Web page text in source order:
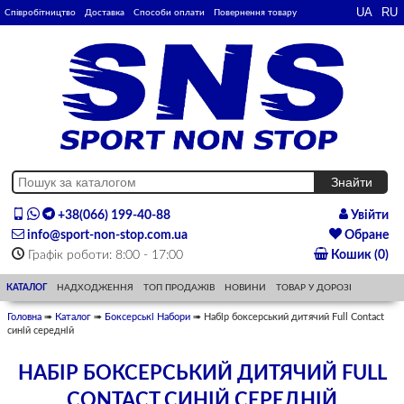
Співробітництво Доставка Способи оплати Повернення товару
+38(066) 199-40-88
info@sport-non-stop.com.ua
Графік роботи: 8:00 - 17:00
Увійти
Обране
Кошик (0)
КАТАЛОГ НАДХОДЖЕННЯ ТОП ПРОДАЖІВ НОВИНИ ТОВАР У ДОРОЗІ
Головна ➠ Каталог ➠ Боксерські Набори ➠ Набір боксерський дитячий Full Contact
синій середній
НАБІР БОКСЕРСЬКИЙ ДИТЯЧИЙ FULL